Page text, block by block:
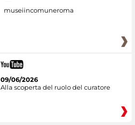
museiincomuneroma
09/06/2026
Alla scoperta del ruolo del curatore